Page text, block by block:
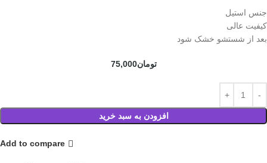
جنس استیل
کیفیت عالی
بعد از شستشو خشک شود
تومان75,000
افزودن به سبد خرید
Add to compare